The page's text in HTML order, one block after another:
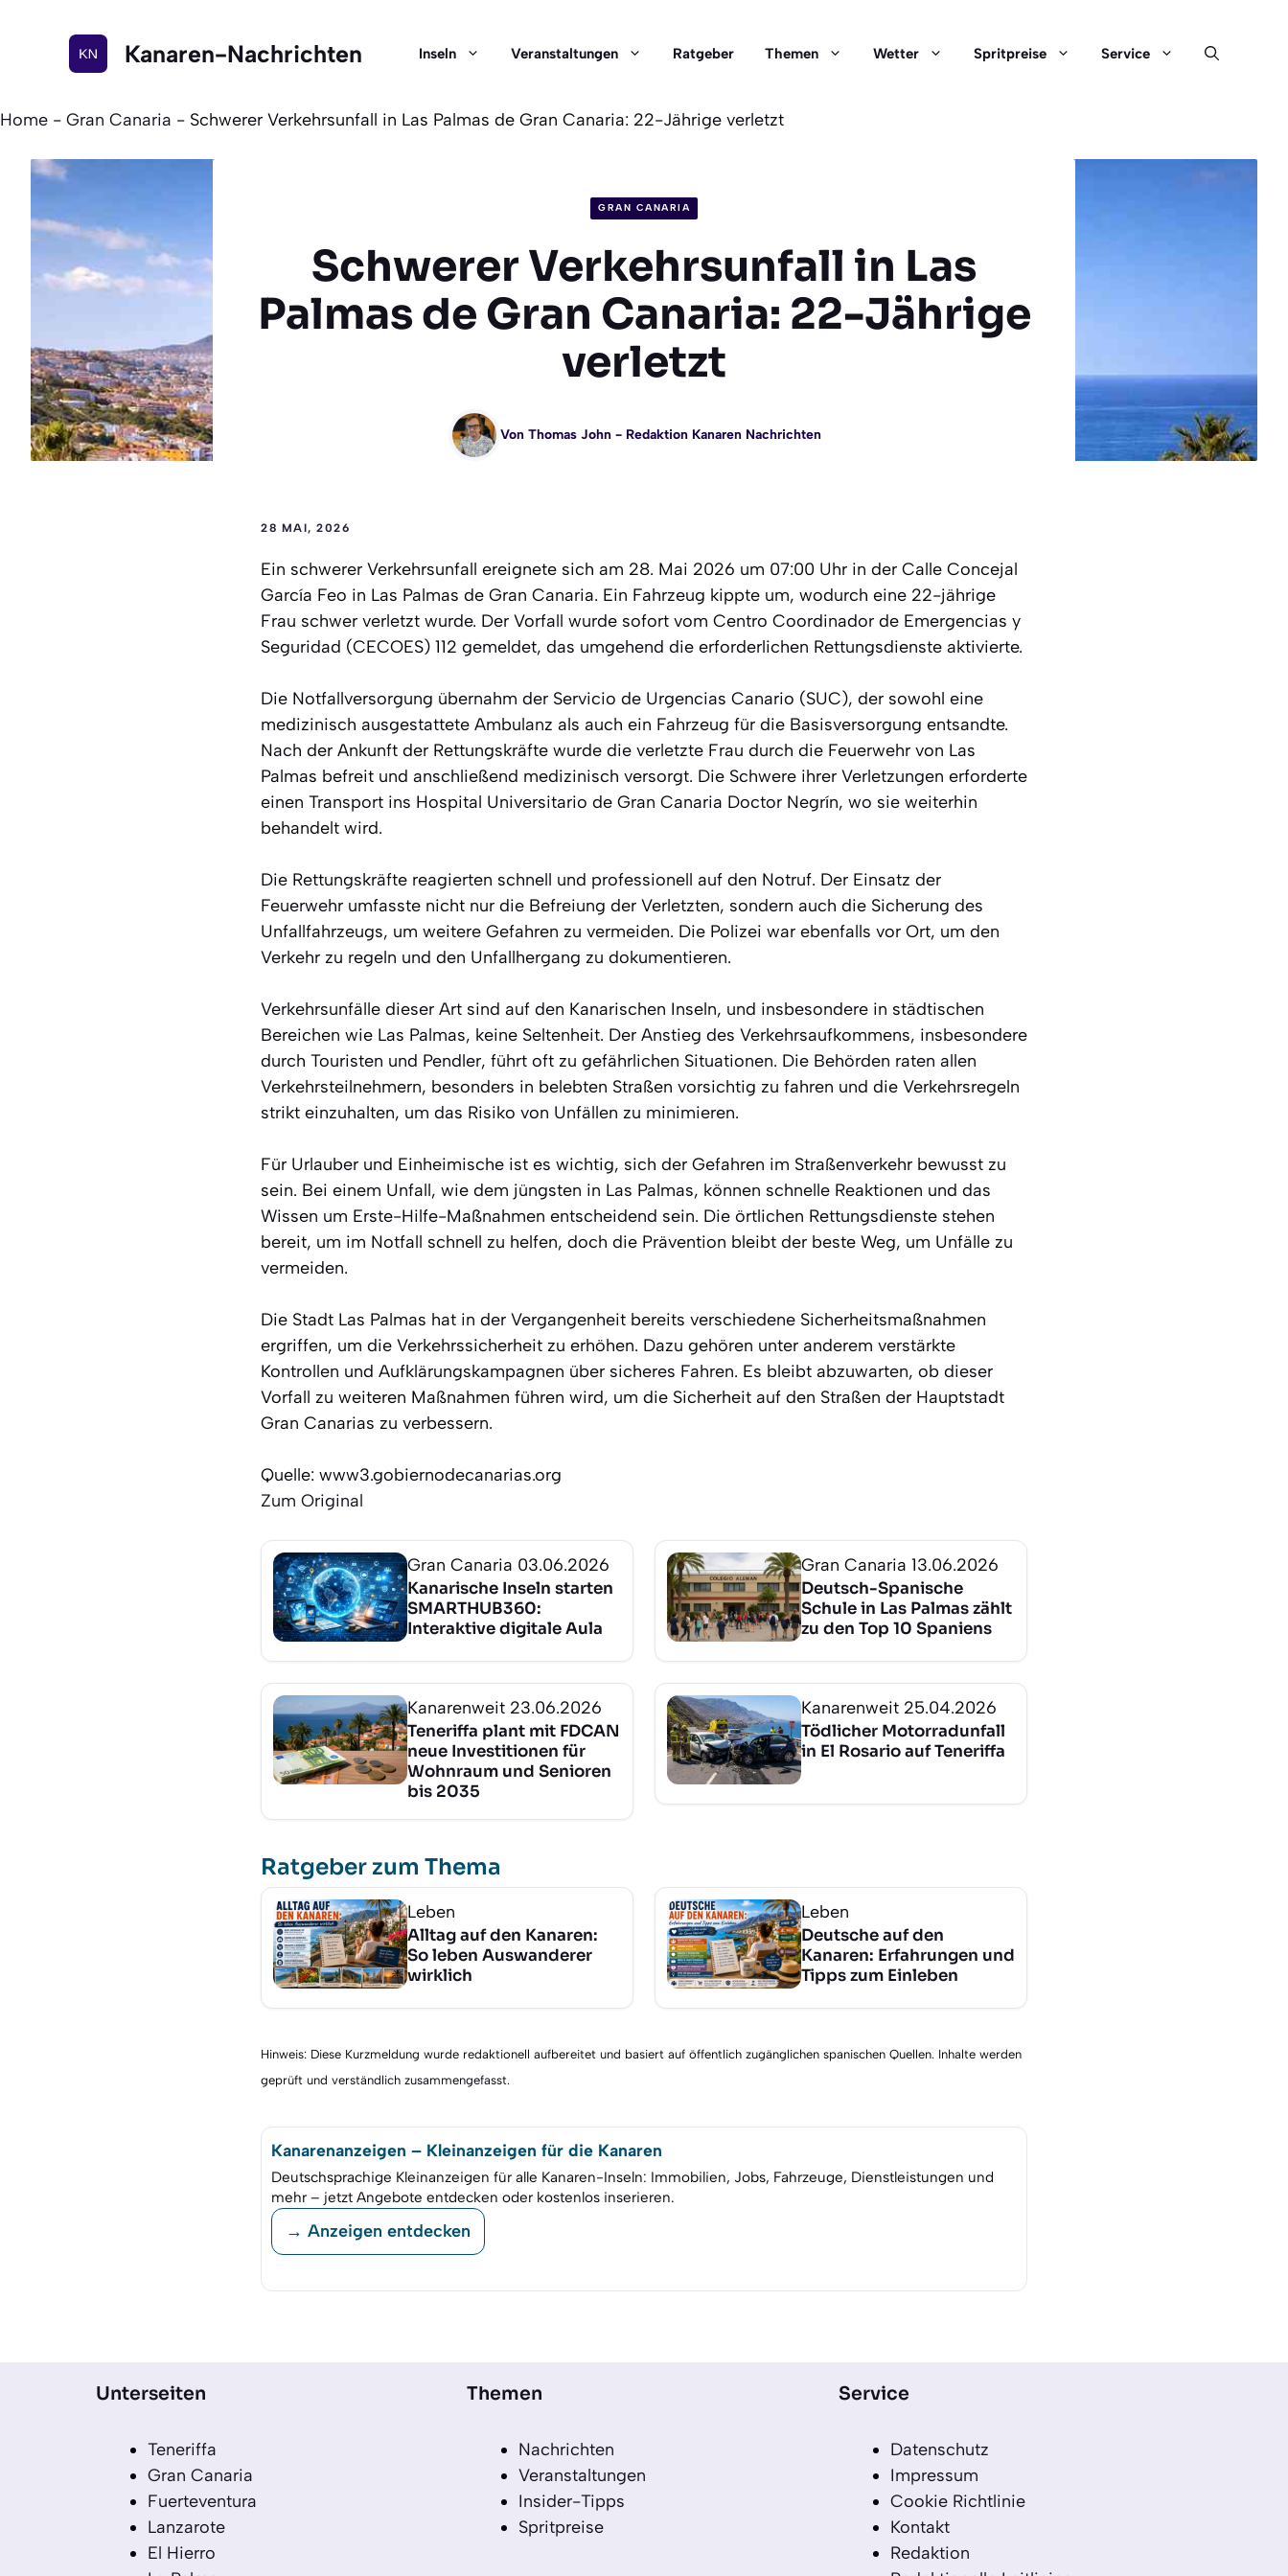
Kanaren-Nachrichten Inseln Veranstaltungen Ratgeber Themen Wetter Spritpreise Service
Home - Gran Canaria - Schwerer Verkehrsunfall in Las Palmas de Gran Canaria: 22-Jährige verletzt
GRAN CANARIA
Schwerer Verkehrsunfall in Las
Palmas de Gran Canaria: 22-Jährige
verletzt
Von Thomas John- Redaktion Kanaren Nachrichten
28 MAI, 2026
Ein schwerer Verkehrsunfall ereignete sich am 28. Mai 2026 um 07:00 Uhr in der Calle Concejal
García Feo in Las Palmas de Gran Canaria. Ein Fahrzeug kippte um, wodurch eine 22-jährige
Frau schwer verletzt wurde. Der Vorfall wurde sofort vom Centro Coordinador de Emergencias y
Seguridad (CECOES) 112 gemeldet, das umgehend die erforderlichen Rettungsdienste aktivierte.
Die Notfallversorgung übernahm der Servicio de Urgencias Canario (SUC), der sowohl eine
medizinisch ausgestattete Ambulanz als auch ein Fahrzeug für die Basisversorgung entsandte.
Nach der Ankunft der Rettungskräfte wurde die verletzte Frau durch die Feuerwehr von Las
Palmas befreit und anschließend medizinisch versorgt. Die Schwere ihrer Verletzungen erforderte
einen Transport ins Hospital Universitario de Gran Canaria Doctor Negrín, wo sie weiterhin
behandelt wird.
Die Rettungskräfte reagierten schnell und professionell auf den Notruf. Der Einsatz der
Feuerwehr umfasste nicht nur die Befreiung der Verletzten, sondern auch die Sicherung des
Unfallfahrzeugs, um weitere Gefahren zu vermeiden. Die Polizei war ebenfalls vor Ort, um den
Verkehr zu regeln und den Unfallhergang zu dokumentieren.
Verkehrsunfälle dieser Art sind auf den Kanarischen Inseln, und insbesondere in städtischen
Bereichen wie Las Palmas, keine Seltenheit. Der Anstieg des Verkehrsaufkommens, insbesondere
durch Touristen und Pendler, führt oft zu gefährlichen Situationen. Die Behörden raten allen
Verkehrsteilnehmern, besonders in belebten Straßen vorsichtig zu fahren und die Verkehrsregeln
strikt einzuhalten, um das Risiko von Unfällen zu minimieren.
Für Urlauber und Einheimische ist es wichtig, sich der Gefahren im Straßenverkehr bewusst zu
sein. Bei einem Unfall, wie dem jüngsten in Las Palmas, können schnelle Reaktionen und das
Wissen um Erste-Hilfe-Maßnahmen entscheidend sein. Die örtlichen Rettungsdienste stehen
bereit, um im Notfall schnell zu helfen, doch die Prävention bleibt der beste Weg, um Unfälle zu
vermeiden.
Die Stadt Las Palmas hat in der Vergangenheit bereits verschiedene Sicherheitsmaßnahmen
ergriffen, um die Verkehrssicherheit zu erhöhen. Dazu gehören unter anderem verstärkte
Kontrollen und Aufklärungskampagnen über sicheres Fahren. Es bleibt abzuwarten, ob dieser
Vorfall zu weiteren Maßnahmen führen wird, um die Sicherheit auf den Straßen der Hauptstadt
Gran Canarias zu verbessern.
Quelle: www3.gobiernodecanarias.org
Zum Original
Gran Canaria 03.06.2026
Kanarische Inseln starten
SMARTHUB360:
Interaktive digitale Aula
Gran Canaria 13.06.2026
Deutsch-Spanische
Schule in Las Palmas zählt
zu den Top 10 Spaniens
Kanarenweit 23.06.2026
Teneriffa plant mit FDCAN
neue Investitionen für
Wohnraum und Senioren
bis 2035
Kanarenweit 25.04.2026
Tödlicher Motorradunfall
in El Rosario auf Teneriffa
Ratgeber zum Thema
Leben
Alltag auf den Kanaren:
So leben Auswanderer
wirklich
Leben
Deutsche auf den
Kanaren: Erfahrungen und
Tipps zum Einleben
Hinweis: Diese Kurzmeldung wurde redaktionell aufbereitet und basiert auf öffentlich zugänglichen spanischen Quellen. Inhalte werden
geprüft und verständlich zusammengefasst.
Kanarenanzeigen – Kleinanzeigen für die Kanaren
Deutschsprachige Kleinanzeigen für alle Kanaren-Inseln: Immobilien, Jobs, Fahrzeuge, Dienstleistungen und
mehr – jetzt Angebote entdecken oder kostenlos inserieren.
→ Anzeigen entdecken
Unterseiten
Teneriffa
Gran Canaria
Fuerteventura
Lanzarote
El Hierro
Themen
Nachrichten
Veranstaltungen
Insider-Tipps
Spritpreise
Service
Datenschutz
Impressum
Cookie Richtlinie
Kontakt
Redaktion